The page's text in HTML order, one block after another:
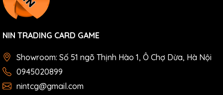
NIN TRADING CARD GAME
Showroom: Số 51 ngõ Thịnh Hào 1, Ô Chợ Dừa, Hà Nội
0945020899
nintcg@gmail.com